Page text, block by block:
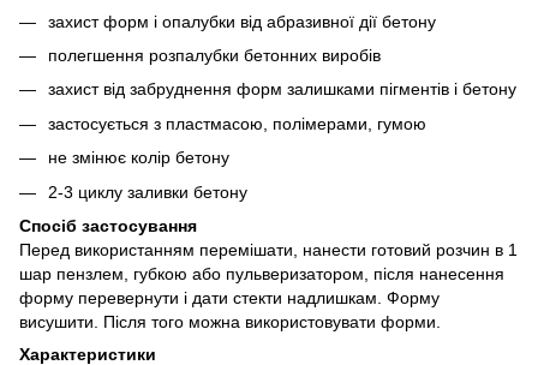
захист форм і опалубки від абразивної дії бетону
полегшення розпалубки бетонних виробів
захист від забруднення форм залишками пігментів і бетону
застосується з пластмасою, полімерами, гумою
не змінює колір бетону
2-3 циклу заливки бетону
Спосіб застосування
Перед використанням перемішати, нанести готовий розчин в 1
шар пензлем, губкою або пульверизатором, після нанесення
форму перевернути і дати стекти надлишкам. Форму
висушити. Після того можна використовувати форми.
Характеристики